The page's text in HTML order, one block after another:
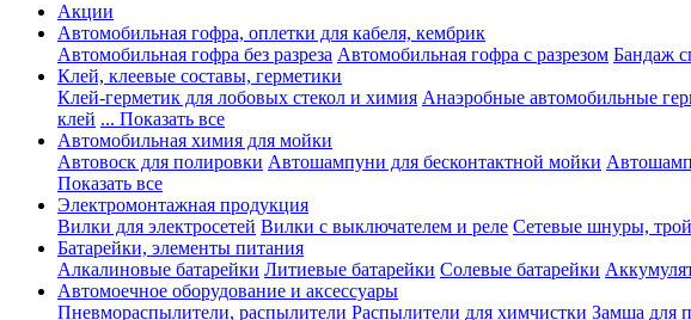
Акции
Автомобильная гофра, оплетки для кабеля, кембрик
Автомобильная гофра без разреза Автомобильная гофра с разрезом Бандаж
Клей, клеевые составы, герметики
Клей-герметик для лобовых стекол и химия Анаэробные автомобильные
клей ... Показать все
Автомобильная химия для мойки
Автовоск для полировки Автошампуни для бесконтактной мойки
Показать все
Электромонтажная продукция
Вилки для электросетей Вилки с выключателем и реле Сетевые шнуры,
Батарейки, элементы питания
Алкалиновые батарейки Литиевые батарейки Солевые батарейки
Автомоечное оборудование и аксессуары
Пневмораспылители, распылители Распылители для химчистки Замша для